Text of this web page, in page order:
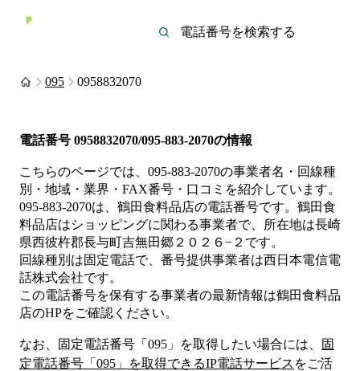
095 0958832070
電話番号 0958832070/095-883-2070の情報
こちらのページでは、 095-883-2070の事業者名・回線種
別・地域・業界・FAX番号・口コミを紹介しています。
095-883-2070は、 鶴田食料品店の電話番号です。 鶴田食
料品店はショッピングに関わる事業者で、所在地は長崎
県西彼杵郡長与町吉無田郷２０２６−２ です。
回線種別は固定電話で、番号提供事業者は西日本電信電
話株式会社です。
この電話番号を保有する事業者の最新情報は鶴田食料品
店のHPをご確認ください。
なお、固定電話番号「 095 」を取得したい場合には、
固
定電話番号「 095 」を取得できるIP電話サービス をご活